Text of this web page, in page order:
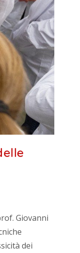
Giovanni
dei